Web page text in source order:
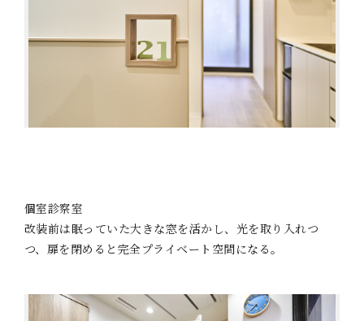
個室診察室
改装前は眠っていた大きな窓を活かし、光を取り入れつ
つ、扉を閉めると完全プライベート空間になる。